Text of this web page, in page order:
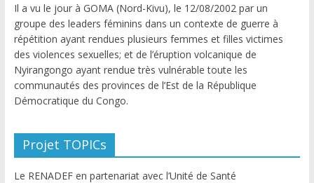
Il a vu le jour à GOMA (Nord-Kivu), le 12/08/2002 par un
groupe des leaders féminins dans un contexte de guerre à
répétition ayant rendues plusieurs femmes et filles victimes
des violences sexuelles; et de l’éruption volcanique de
Nyirangongo ayant rendue très vulnérable toute les
communautés des provinces de l’Est de la République
Démocratique du Congo.
Projet TOPICs
Le RENADEF en partenariat avec l’Unité de Santé